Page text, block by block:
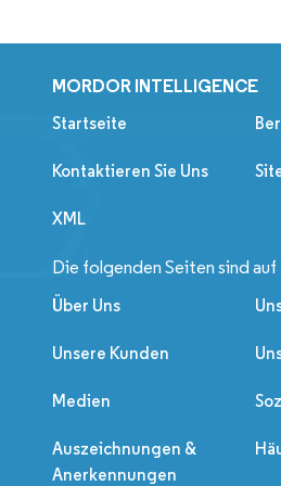
MORDOR INTELLIGENCE
Startseite
Kontaktieren Sie Uns
XML
Die folgenden Seiten sind
Über Uns
Unsere Kunden
Medien
Auszeichnungen &
Anerkennungen